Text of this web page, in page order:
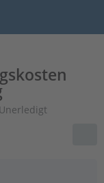
Unerledigt